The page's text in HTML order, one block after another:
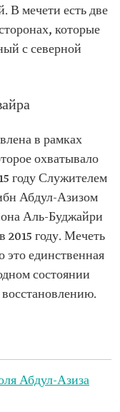
В мечети есть две
которые
с северной
в рамках
охватывало
году Служителем
Абдул-Азизом
Аль-Буджайри
2015 году. Мечеть
это единственная
состоянии
Абдул-Азиза